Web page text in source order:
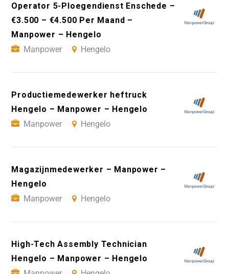
Operator 5-Ploegendienst Enschede –
€3.500 – €4.500 Per Maand –
Manpower – Hengelo
Manpower
Hengelo
Productiemedewerker heftruck
Hengelo – Manpower – Hengelo
Manpower
Hengelo
Magazijnmedewerker – Manpower –
Hengelo
Manpower
Hengelo
High-Tech Assembly Technician
Hengelo – Manpower – Hengelo